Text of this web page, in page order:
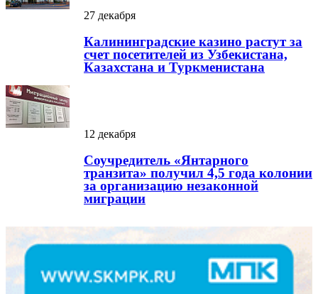
27 декабря
Калининградские казино растут за
счет посетителей из Узбекистана,
Казахстана и Туркменистана
12 декабря
Соучредитель «Янтарного
транзита» получил 4,5 года колонии
за организацию незаконной
миграции